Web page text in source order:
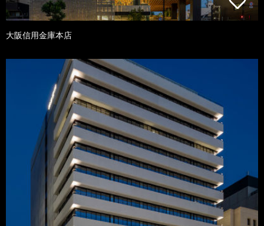
大阪信用金庫本店